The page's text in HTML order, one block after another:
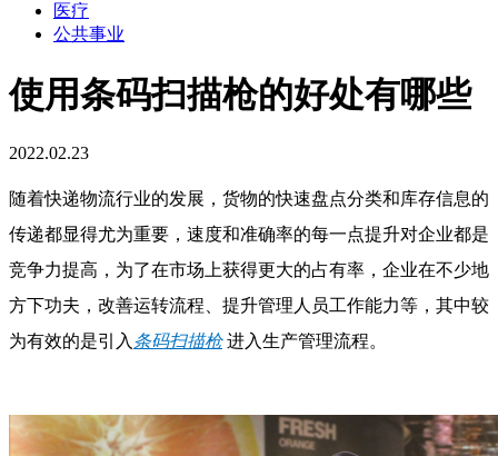
医疗
公共事业
使用条码扫描枪的好处有哪些
2022.02.23
随着快递物流行业的发展，货物的快速盘点分类和库存信息的
传递都显得尤为重要，速度和准确率的每一点提升对企业都是
竞争力提高，为了在市场上获得更大的占有率，企业在不少地
方下功夫，改善运转流程、提升管理人员工作能力等，其中较
为有效的是引入 条码扫描枪进入生产管理流程。